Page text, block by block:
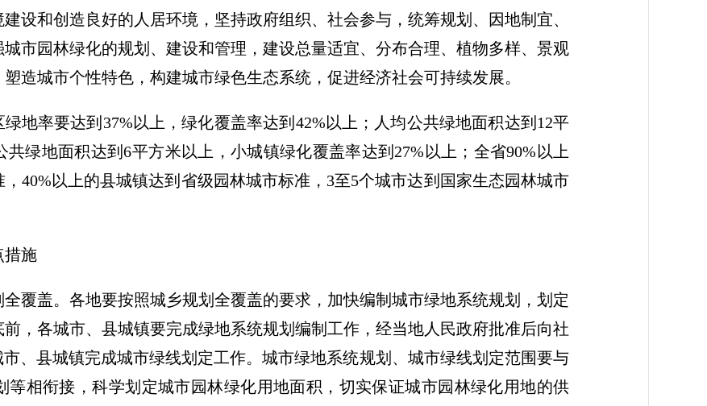
设和创造良好的人居环境，坚持政府组织、社会参与，统筹规划、因地制宜、
市园林绿化的规划、建设和管理，建设总量适宜、分布合理、植物多样、景观
造城市个性特色，构建城市绿色生态系统，促进经济社会可持续发展。
地率要达到37%以上，绿化覆盖率达到42%以上；人均公共绿地面积达到12平
绿地面积达到6平方米以上，小城镇绿化覆盖率达到27%以上；全省90%以上
40%以上的县城镇达到省级园林城市标准，3至5个城市达到国家生态园林城市
措施
全覆盖。各地要按照城乡规划全覆盖的要求，加快编制城市绿地系统规划，划定
，各城市、县城镇要完成绿地系统规划编制工作，经当地人民政府批准后向社
、县城镇完成城市绿线划定工作。城市绿地系统规划、城市绿线划定范围要与
等相衔接，科学划定城市园林绿化用地面积，切实保证城市园林绿化用地的供